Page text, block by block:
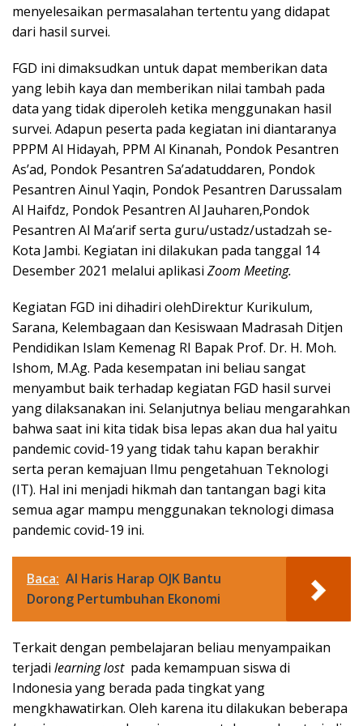
menyelesaikan permasalahan tertentu yang didapat
dari hasil survei.
FGD ini dimaksudkan untuk dapat memberikan data
yang lebih kaya dan memberikan nilai tambah pada
data yang tidak diperoleh ketika menggunakan hasil
survei. Adapun peserta pada kegiatan ini diantaranya
PPPM Al Hidayah, PPM Al Kinanah, Pondok Pesantren
As’ad, Pondok Pesantren Sa’adatuddaren, Pondok
Pesantren Ainul Yaqin, Pondok Pesantren Darussalam
Al Haifdz, Pondok Pesantren Al Jauharen,Pondok
Pesantren Al Ma’arif serta guru/ustadz/ustadzah se-
Kota Jambi. Kegiatan ini dilakukan pada tanggal 14
Desember 2021 melalui aplikasi Zoom Meeting.
Kegiatan FGD ini dihadiri olehDirektur Kurikulum,
Sarana, Kelembagaan dan Kesiswaan Madrasah Ditjen
Pendidikan Islam Kemenag RI Bapak Prof. Dr. H. Moh.
Ishom, M.Ag. Pada kesempatan ini beliau sangat
menyambut baik terhadap kegiatan FGD hasil survei
yang dilaksanakan ini. Selanjutnya beliau mengarahkan
bahwa saat ini kita tidak bisa lepas akan dua hal yaitu
pandemic covid-19 yang tidak tahu kapan berakhir
serta peran kemajuan Ilmu pengetahuan Teknologi
(IT). Hal ini menjadi hikmah dan tantangan bagi kita
semua agar mampu menggunakan teknologi dimasa
pandemic covid-19 ini.
Baca: Al Haris Harap OJK Bantu
Dorong Pertumbuhan Ekonomi
Terkait dengan pembelajaran beliau menyampaikan
terjadi learning lost pada kemampuan siswa di
Indonesia yang berada pada tingkat yang
mengkhawatirkan. Oleh karena itu dilakukan beberapa